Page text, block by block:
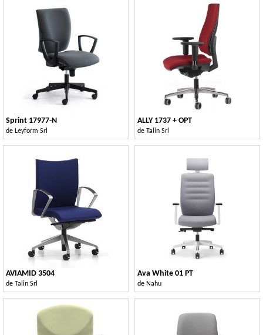
Sprint 17977-N
de Leyform Srl
ALLY 1737 + OPT
de Talin Srl
AVIAMID 3504
de Talin Srl
Ava White 01 PT
de Nahu